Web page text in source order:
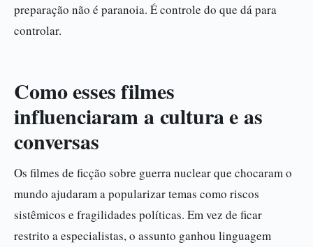
preparação não é paranoia. É controle do que dá para
controlar.
Como esses filmes
influenciaram a cultura e as
conversas
Os filmes de ficção sobre guerra nuclear que chocaram o
mundo ajudaram a popularizar temas como riscos
sistêmicos e fragilidades políticas. Em vez de ficar
restrito a especialistas, o assunto ganhou linguagem